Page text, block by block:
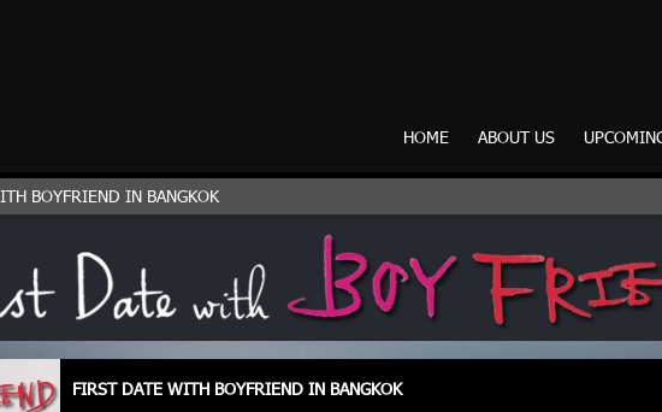
HOME ABOUT US
BOYFRIEND IN BANGKOK
FIRST DATE WITH BOYFRIEND IN BANGKOK